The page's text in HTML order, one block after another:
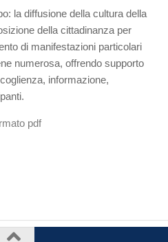
la diffusione della cultura della
della cittadinanza per
di manifestazioni particolari
numerosa, offrendo supporto
informazione,
pdf